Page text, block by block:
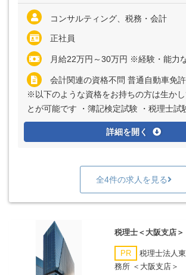
コンサルティング、税務・会計
正社員
月給22万円～30万円 ※経験・能力など考慮の上、決定いたしま
会計関連の資格不問 普通自動車免許
※以下のような資格をお持ちの方は生か
とが可能です ・簿記検定試験 ・税理士試
目数不問） ・FP3級以上
詳細を開く
全4件の求人を見る
税理士＜大阪支店＞
PR
税理士法人
務所 ＜大阪支店＞